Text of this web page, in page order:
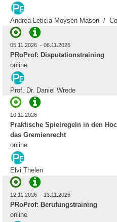
Andrea Leticia Moysén Mason /
05.11.2026 - 06.11.2026
PRoProf: Disputationstraining
online
Prof. Dr. Daniel Wrede
10.11.2026
Praktische Spielregeln in den
das Gremienrecht
online
Elvi Thelen
12.11.2026 - 13.11.2026
PRoProf: Berufungstraining
online